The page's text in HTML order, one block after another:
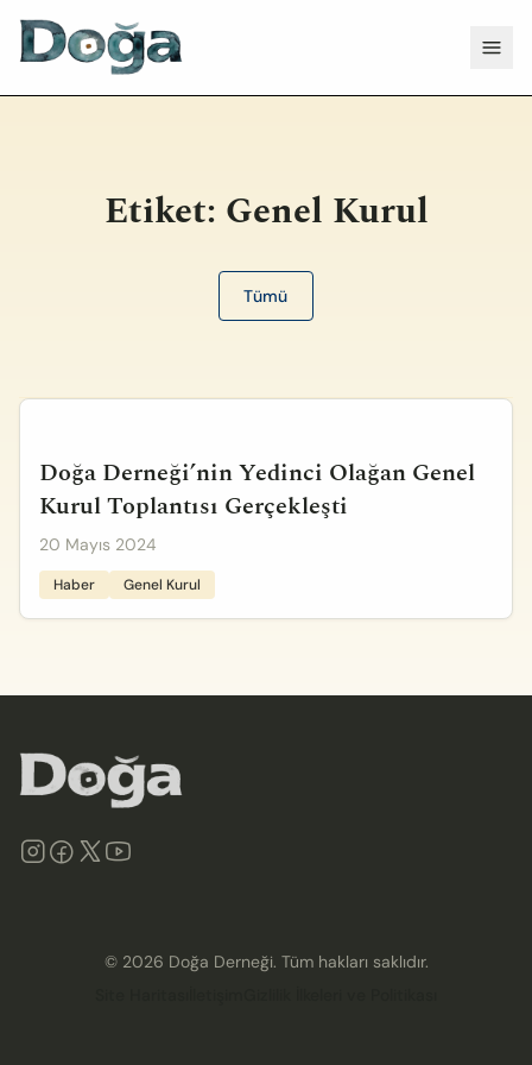
Etiket: Genel Kurul
Tümü
Doğa Derneği’nin Yedinci Olağan Genel
Kurul Toplantısı Gerçekleşti
20 Mayıs 2024
Haber Genel Kurul
© 2026 Doğa Derneği. Tüm hakları saklıdır.